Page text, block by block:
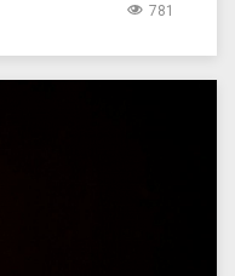
781